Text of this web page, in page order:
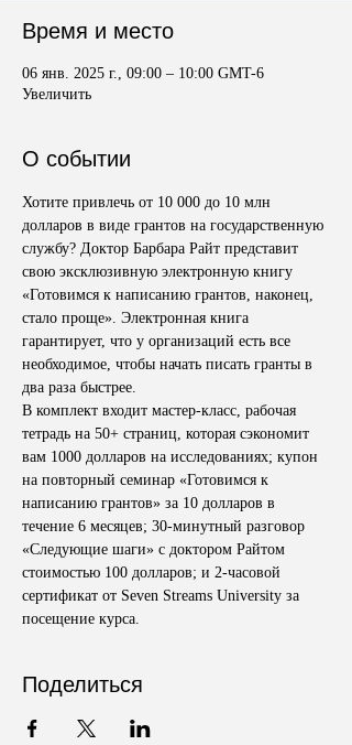
Время и место
06 янв. 2025 г., 09:00 – 10:00 GMT-6
Увеличить
О событии
Хотите привлечь от 10 000 до 10 млн
долларов в виде грантов на государственную
службу? Доктор Барбара Райт представит
свою эксклюзивную электронную книгу
«Готовимся к написанию грантов, наконец,
стало проще». Электронная книга
гарантирует, что у организаций есть все
необходимое, чтобы начать писать гранты в
два раза быстрее.
В комплект входит мастер-класс, рабочая
тетрадь на 50+ страниц, которая сэкономит
вам 1000 долларов на исследованиях; купон
на повторный семинар «Готовимся к
написанию грантов» за 10 долларов в
течение 6 месяцев; 30-минутный разговор
«Следующие шаги» с доктором Райтом
стоимостью 100 долларов; и 2-часовой
сертификат от Seven Streams University за
посещение курса.
Поделиться